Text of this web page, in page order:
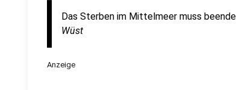
Das Sterben im Mittelmeer muss
Wüst
Anzeige